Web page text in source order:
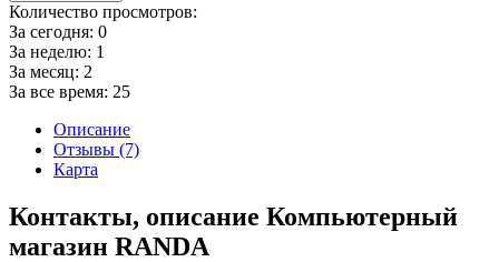
Количество просмотров:
За сегодня: 0
За неделю: 1
За месяц: 2
За все время: 25
Описание
Отзывы (7)
Карта
Контакты, описание Компьютерный
магазин RANDA